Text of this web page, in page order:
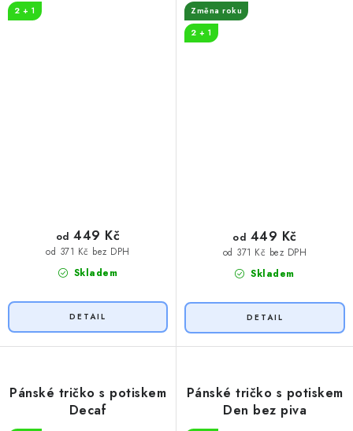
2 + 1
Skladem
od 371 Kč bez DPH
od 449 Kč
Změna roku
2 + 1
Skladem
od 371 Kč bez DPH
od 449 Kč
Pánské tričko s potiskem
Decaf
Pánské tričko s potiskem
Den bez piva